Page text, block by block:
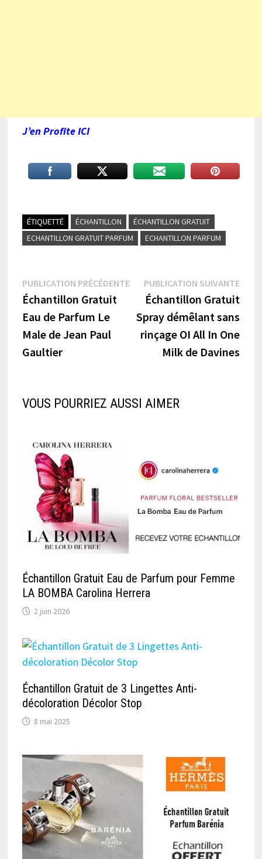
J’en Profite ICI
ÉTIQUETTÉ ÉCHANTILLON
ÉCHANTILLON GRATUIT
ECHANTILLON GRATUIT PARFUM
ECHANTILLON PARFUM
Navigation
de
l’article
PUBLICATION PRÉCÉDENTEPublication
précédente :
Échantillon Gratuit
Eau de Parfum Le
Male de Jean Paul
Gaultier
PUBLICATION SUIVANTE
Échantillon Gratuit
Spray démêlant sans
rinçage OI All In One
Milk de Davines
VOUS POURRIEZ AUSSI AIMER
Échantillon Gratuit Eau de Parfum pour Femme
LA BOMBA Carolina Herrera
2 juin 2026
Échantillon Gratuit de 3 Lingettes Anti-
décoloration Décolor Stop
8 mai 2025